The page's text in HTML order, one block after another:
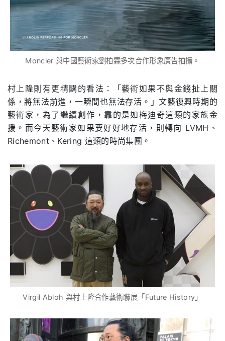
Moncler 與中國藝術家劉柏霖多次合作形象廣告拍攝。
村上隆則有更精闢的看法：「藝術如果不與金錢扯上關
係，將無法前進，一瞬間也無法存活。」文藝復興時期的
藝術家，為了繼續創作，靠的是如梅迪奇這類的家族金
援。而今天藝術家如果要好好地存活，則轉向 LVMH、
Richemont、Kering 這類的時尚集團。
Virgil Abloh 與村上隆合作藝術聯展「Future History」